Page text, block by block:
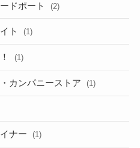
ドポート (2)
ト (1)
(1)
カンパニーストア (1)
ナー (1)